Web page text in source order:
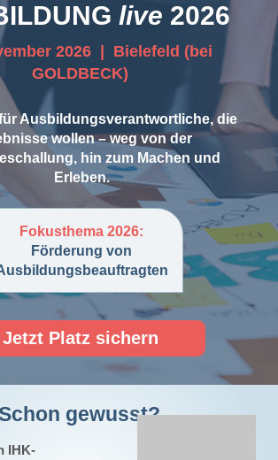
2026 | Bielefeld (bei
GOLDBECK)
live 2026
Fokusthema 2026:
Förderung von
Ausbildungsverantwortliche, die
wollen – weg von der
hin zum Machen und
Erleben.
Jetzt Platz sichern
gewusst?
IHK-